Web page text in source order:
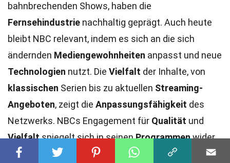
bahnbrechenden Shows, haben die
Fernsehindustrie nachhaltig geprägt. Auch heute
bleibt NBC relevant, indem es sich an die sich
ändernden Mediengewohnheiten anpasst und neue
Technologien nutzt. Die Vielfalt der Inhalte, von
klassischen Serien bis zu aktuellen Streaming-
Angeboten, zeigt die Anpassungsfähigkeit des
Netzwerks. NBCs Engagement für Qualität und
Vielfaltspiegelt sich in seinenProgrammenwider,
die sowohlkritisch als auch kommerziell